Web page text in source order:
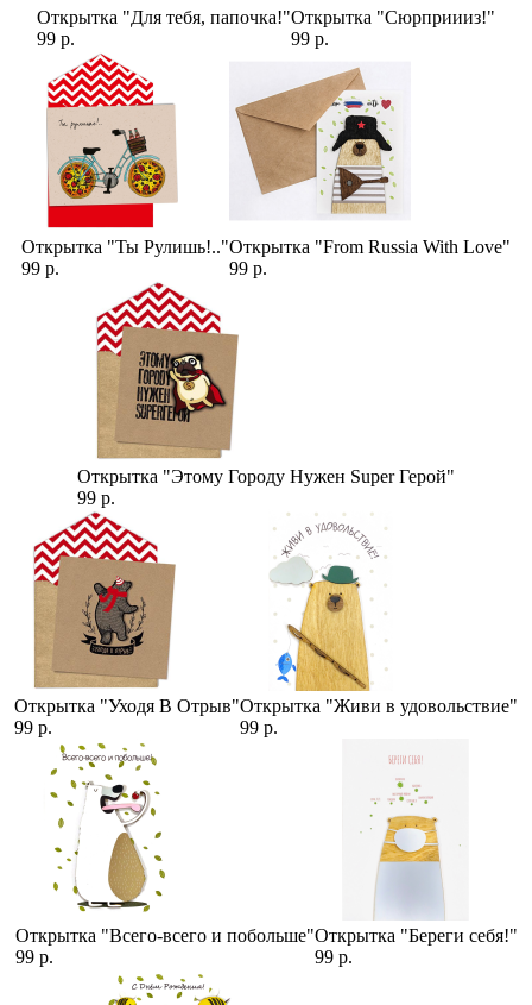
Открытка "Для тебя, папочка!"
99 р.
Открытка "Сюрприииз!"
99 р.
Открытка "Ты Рулишь!.."
99 р.
Открытка "From Russia With Love"
99 р.
Открытка "Этому Городу Нужен Super Герой"
99 р.
Открытка "Уходя В Отрыв"
99 р.
Открытка "Живи в удовольствие"
99 р.
Открытка "Всего-всего и побольше"
99 р.
Открытка "Береги себя!"
99 р.